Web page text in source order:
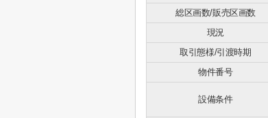
総区画数/販売区画数
現況
取引態様/引渡時期
物件番号
設備条件